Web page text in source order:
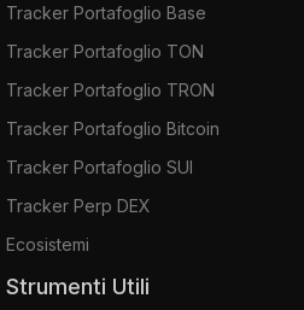
Tracker Portafoglio Base
Tracker Portafoglio TON
Tracker Portafoglio TRON
Tracker Portafoglio Bitcoin
Tracker Portafoglio SUI
Tracker Perp DEX
Ecosistemi
Strumenti Utili